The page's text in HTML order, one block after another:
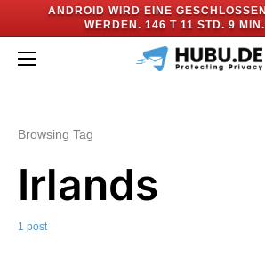
ANDROID WIRD EINE
WERDEN. 146 T 11 STD. 9
Browsing Tag
Irlands
1 post